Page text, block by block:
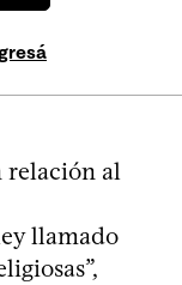
relación al
llamado